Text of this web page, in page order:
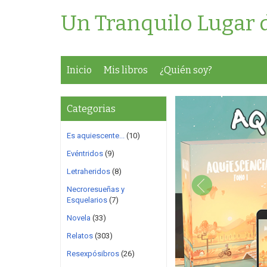
Un Tranquilo Lugar
Inicio Mis libros ¿Quién soy?
Categorias
Es aquiescente... (10)
Evéntridos (9)
Letraheridos (8)
Necroresueñas y
Esquelarios (7)
Novela (33)
Relatos (303)
Resexpósibros (26)